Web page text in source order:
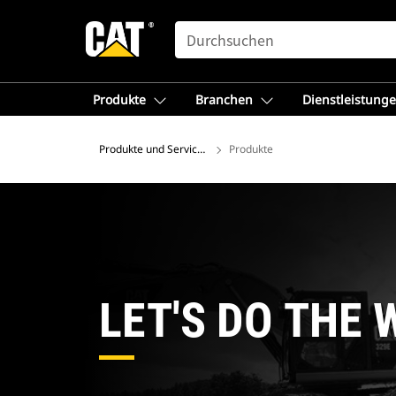
SEARCH
Produkte Branchen
Produkte und Services – Europa
Produkte
LET'S DO THE